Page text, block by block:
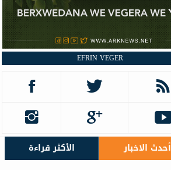
EFRIN VEGER
أحدث الاخبار الأكثر قراءة